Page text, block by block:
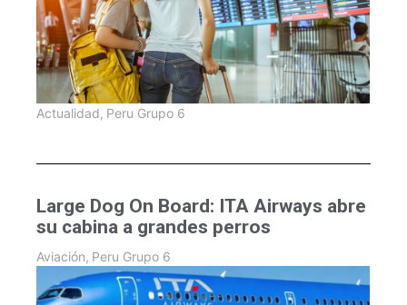
Actualidad, Peru Grupo 6
Large Dog On Board: ITA Airways abre
su cabina a grandes perros
Aviación, Peru Grupo 6